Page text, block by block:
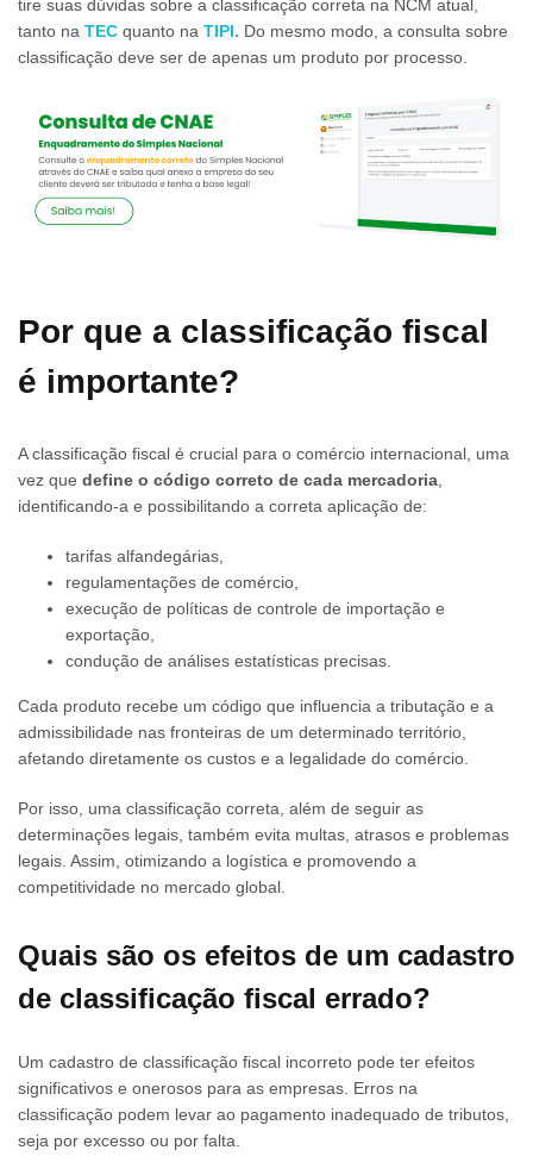
tire suas dúvidas sobre a classificação correta na NCM atual,
tanto na TEC quanto na TIPI. Do mesmo modo, a consulta sobre
classificação deve ser de apenas um produto por processo.
Por que a classificação fiscal
é importante?
A classificação fiscal é crucial para o comércio internacional, uma
vez que define o código correto de cada mercadoria
identificando-a e possibilitando a correta aplicação de:
tarifas alfandegárias,
regulamentações de comércio,
execução de políticas de controle de importação e
exportação,
condução de análises estatísticas precisas.
Cada produto recebe um código que influencia a tributação e a
admissibilidade nas fronteiras de um determinado território,
afetando diretamente os custos e a legalidade do comércio.
Por isso, uma classificação correta, além de seguir as
determinações legais, também evita multas, atrasos e problemas
legais. Assim, otimizando a logística e promovendo a
competitividade no mercado global.
Quais são os efeitos de um cadastro
de classificação fiscal errado?
Um cadastro de classificação fiscal incorreto pode ter efeitos
significativos e onerosos para as empresas. Erros na
classificação podem levar ao pagamento inadequado de tributos,
seja por excesso ou por falta.